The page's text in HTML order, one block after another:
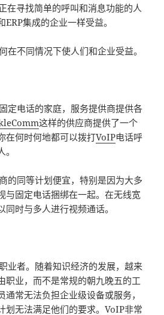
在寻找简单的呼叫和消息功能的人
集成的企业一样受益。
在不同情况下使人们和企业受益。
定电话的家庭，服务提供商提供各
这样的供应商提供了一个
在何时何地都可以拨打VoIP电话呼
的同等计划便宜，特别是因为大多
与固定电话捆绑在一起。在无线宽
时与多人进行视频通话。
业者。随着知识经济的发展，越来
职业，而不是常规的朝九晚五的工
常无法负担企业级设备或服务，
划无法满足他们的要求。VoIP非常